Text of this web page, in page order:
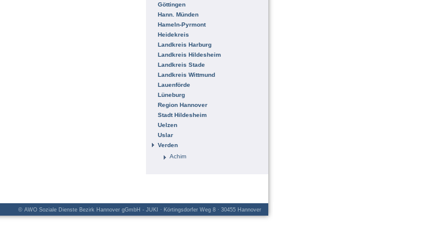
Göttingen
Hann. Münden
Hameln-Pyrmont
Heidekreis
Landkreis Harburg
Landkreis Hildesheim
Landkreis Stade
Landkreis Wittmund
Lauenförde
Lüneburg
Region Hannover
Stadt Hildesheim
Uelzen
Uslar
Verden
Achim
© AWO Soziale Dienste Bezirk Hannover gGmbH - JUKI · Körtingsdorfer Weg 8 · 30455 Hannover